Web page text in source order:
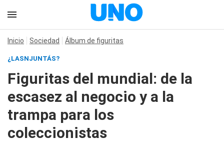
Inicio Sociedad Álbum de figuritas
¿LASNJUNTÁS?
Figuritas del mundial: de la
escasez al negocio y a la
trampa para los
coleccionistas